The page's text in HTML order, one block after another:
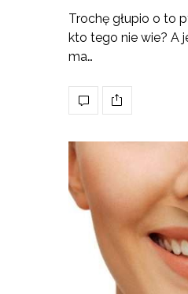
Trochę głupio o to
kto tego nie wie? A
ma…